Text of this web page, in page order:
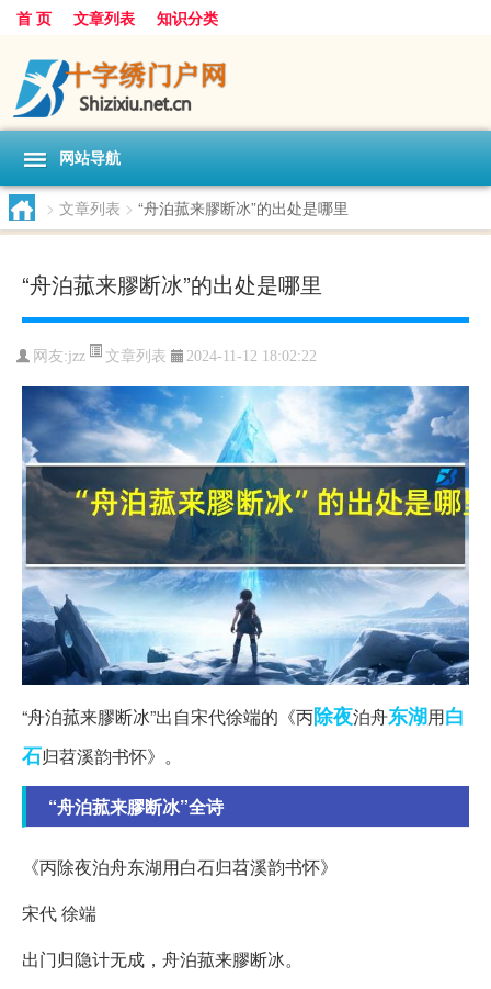
首 页 文章列表 知识分类
网站导航
> 文章列表 > “舟泊菰来膠断冰”的出处是哪里
“舟泊菰来膠断冰”的出处是哪里
网友:jzz 文章列表 2024-11-12 18:02:22
“舟泊菰来膠断冰”出自宋代徐端的《丙除夜泊舟东湖用白
石归苕溪韵书怀》。
“舟泊菰来膠断冰”全诗
《丙除夜泊舟东湖用白石归苕溪韵书怀》
宋代 徐端
出门归隐计无成，舟泊菰来膠断冰。